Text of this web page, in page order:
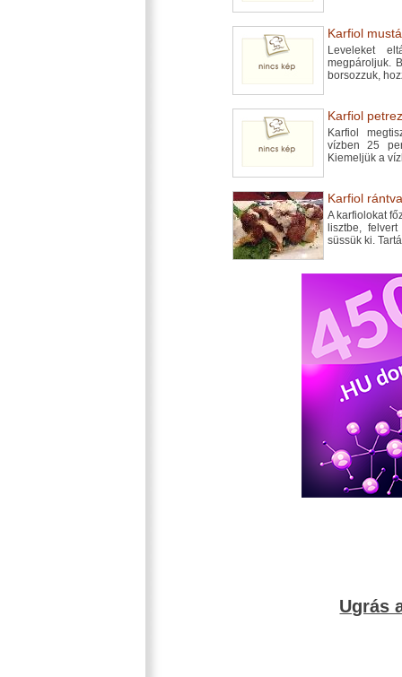
Karfiol
Leveleket
megpároljuk.
borsozzuk,
Karfiol
Karfiol
vízben 25
Kiemeljük a
Karfiol
A karfiolokat
lisztbe,
süssük ki.
Ugrás